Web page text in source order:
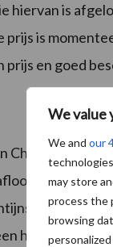
We value
We and our
may store
process the
browsing
hiervan is
prijs is
en goed
China zijn
voor de
sojaoogst,
hoge